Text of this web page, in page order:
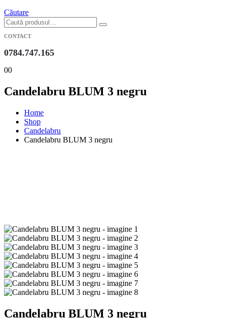
Căutare
CONTACT
0784.747.165
00
Candelabru BLUM 3 negru
Home
Shop
Candelabru
Candelabru BLUM 3 negru
Candelabru BLUM 3 negru